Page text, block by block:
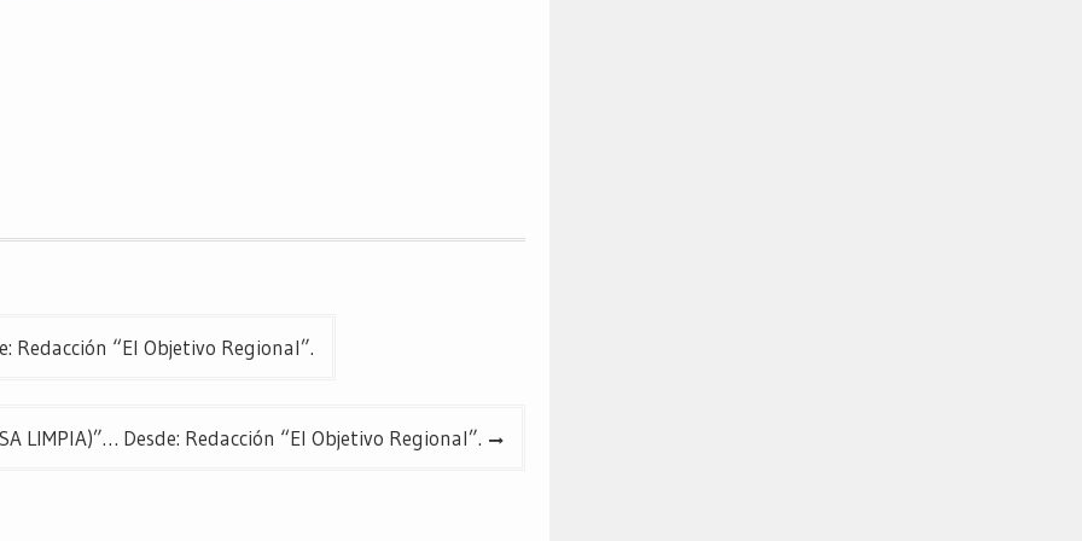
Redacción “El Objetivo Regional”.
LIMPIA)”… Desde: Redacción “El Objetivo Regional”.